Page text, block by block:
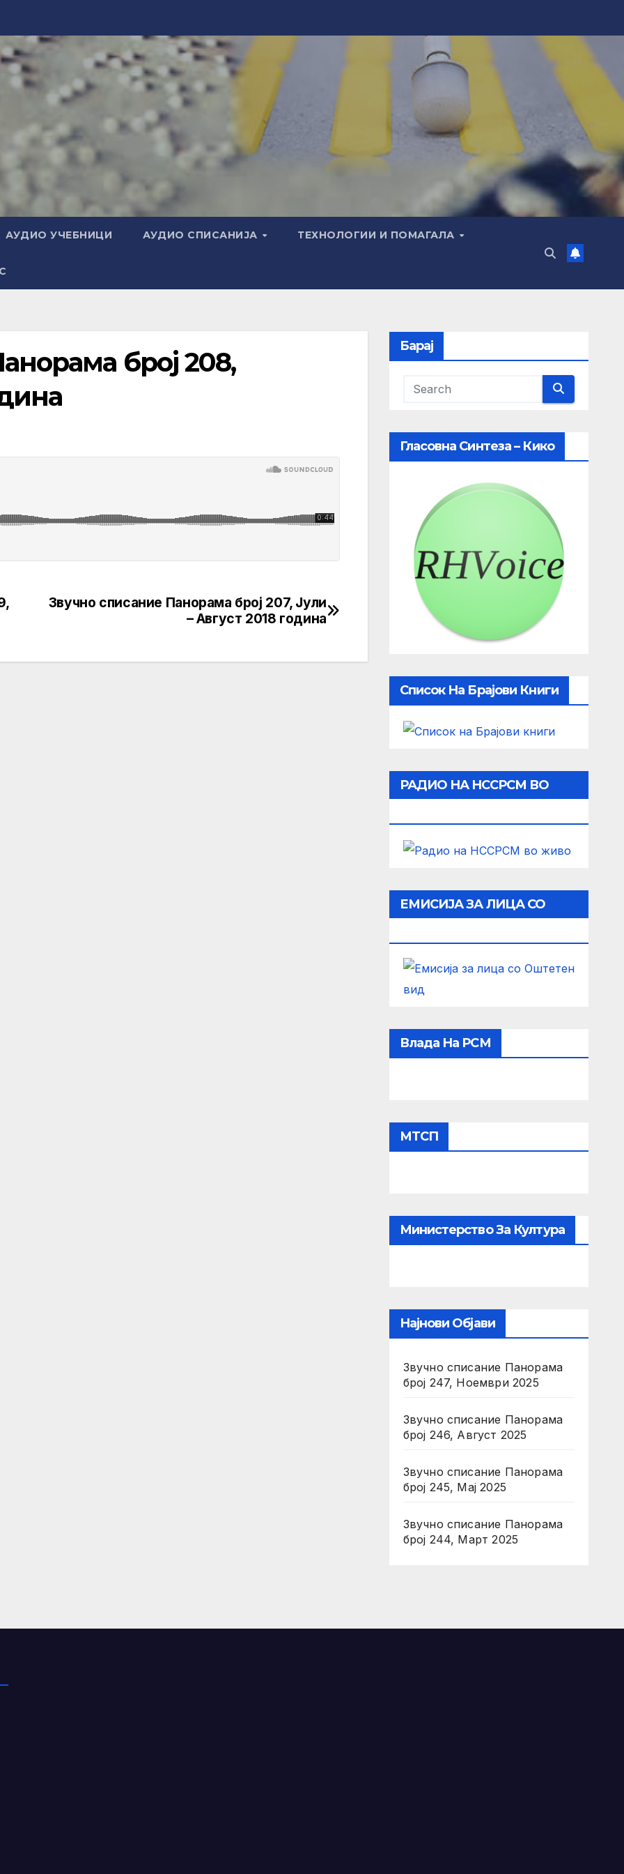
АУДИО УЧЕБНИЦИ АУДИО СПИСАНИЈА ТЕХНОЛОГИИ И ПОМАГАЛА
број 208,
Звучно списание Панорама број 207, Јули
– Август 2018 година
Барај
Гласовна Синтеза – Кико
Список На Брајови Книги
РАДИО НА НССРСМ ВО
ЕМИСИЈА ЗА ЛИЦА СО
Влада На РСМ
МТСП
Министерство За Култура
Најнови Објави
Звучно списание Панорама
број 247, Ноември 2025
Звучно списание Панорама
број 246, Август 2025
Звучно списание Панорама
број 245, Мај 2025
Звучно списание Панорама
број 244, Март 2025